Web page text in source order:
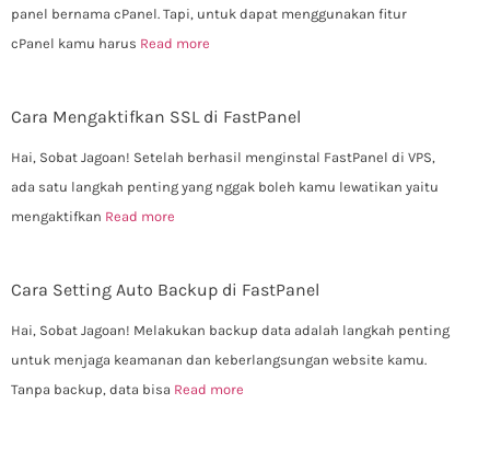
panel bernama cPanel. Tapi, untuk dapat menggunakan fitur
cPanel kamu harus Read more
Cara Mengaktifkan SSL di FastPanel
Hai, Sobat Jagoan! Setelah berhasil menginstal FastPanel di VPS,
ada satu langkah penting yang nggak boleh kamu lewatikan yaitu
mengaktifkan Read more
Cara Setting Auto Backup di FastPanel
Hai, Sobat Jagoan! Melakukan backup data adalah langkah penting
untuk menjaga keamanan dan keberlangsungan website kamu.
Tanpa backup, data bisa Read more